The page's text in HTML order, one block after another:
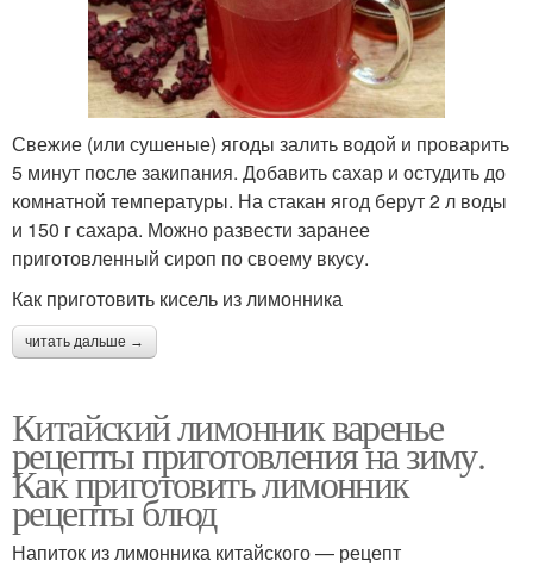
Свежие (или сушеные) ягоды залить водой и проварить
5 минут после закипания. Добавить сахар и остудить до
комнатной температуры. На стакан ягод берут 2 л воды
и 150 г сахара. Можно развести заранее
приготовленный сироп по своему вкусу.
Как приготовить кисель из лимонника
читать дальше →
Китайский лимонник варенье
рецепты приготовления на зиму.
Как приготовить лимонник
рецепты блюд
Напиток из лимонника китайского — рецепт